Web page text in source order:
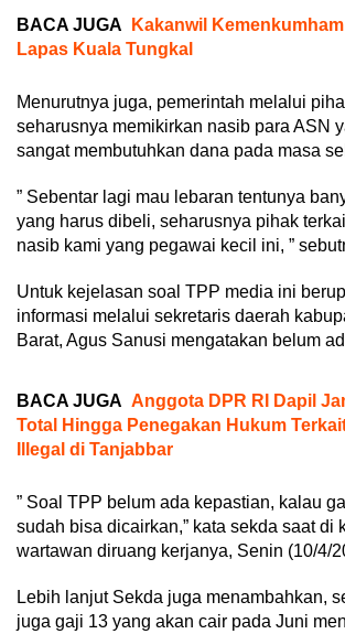
BACA JUGA
Kakanwil
Lapas Kuala Tungkal
Menurutnya juga, pemerintah melalui
seharusnya memikirkan nasib para ASN
sangat membutuhkan dana pada masa
” Sebentar lagi mau lebaran tentunya
yang harus dibeli, seharusnya pihak
nasib kami yang pegawai kecil ini, ”
Untuk kejelasan soal TPP media ini
informasi melalui sekretaris daerah
Barat, Agus Sanusi mengatakan belum
BACA JUGA Anggota DPR RI Dapil
Total Hingga Penegakan Hukum
Illegal di Tanjabbar
” Soal TPP belum ada kepastian, kalau
sudah bisa dicairkan,” kata sekda saat di
wartawan diruang kerjanya, Senin (10/4/
Lebih lanjut Sekda juga menambahkan,
juga gaji 13 yang akan cair pada Juni